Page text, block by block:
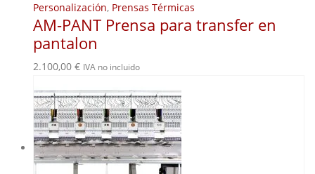
Personalización, Prensas Térmicas
AM-PANT Prensa para transfer en
pantalon
2.100,00 € IVA no incluido